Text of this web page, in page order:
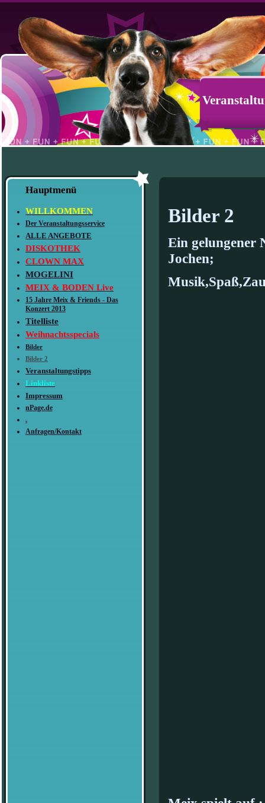
Hauptmenü
WILLKOMMEN
Der Veranstaltungsservice
ALLE ANGEBOTE
DISKOTHEK
CLOWN MAX
MOGELINI
MEIX & BODEN Live
15 Jahre Meix & Friends - Das
Konzert 2013
Titelliste
Weihnachtsspecials
Bilder
Bilder 2
Veranstaltungstipps
Linkliste
Impressum
nPage.de
.
Anfragen/Kontakt
Bilder 2
Ein
Jochen;